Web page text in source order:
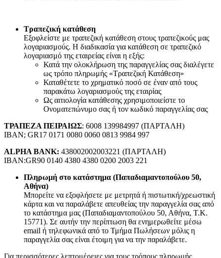
Τραπεζική κατάθεση
Εξοφλείστε με τραπεζική κατάθεση στους τραπεζικούς μας
λογαριασμούς. Η διαδικασία για κατάθεση σε τραπεζικό
λογαριασμό της εταιρείας είναι η εξής:
Κατά την ολοκλήρωση της παραγγελίας σας διαλέγετε
ως τρόπο πληρωμής «Τραπεζική Κατάθεση»
Καταθέτετε το χρηματικό ποσό σε έναν από τους
παρακάτω λογαριασμούς της εταιρίας
Ως αιτιολογία κατάθεσης χρησιμοποιείστε το
Ονοματεπώνυμο σας ή τον κωδικό παραγγελίας σας
ΤΡΑΠΕΖΑ ΠΕΙΡΑΙΩΣ: 6008 139984997 (ΠΑΡΤΑΛΗ)
IBAN; GR17 0171 0080 0060 0813 9984 997
ALPHA BANK: 438002002003221 (ΠΑΡΤΑΛΗ)
IBAN:GR90 0140 4380 4380 0200 2003 221
Πληρωμή στο κατάστημα (Παπαδιαμαντοπούλου 50,
Αθήνα)
Μπορείτε να εξοφλήσετε με μετρητά ή πιστωτική/χρεωστική
κάρτα και να παραλάβετε απευθείας την παραγγελία σας από
το κατάστημα μας (Παπαδιαμαντοπούλου 50, Αθήνα, Τ.Κ.
15771). Σε αυτήν την περίπτωση θα ενημερωθείτε μέσω
email ή τηλεφωνικά από το Τμήμα Πωλήσεων μόλις η
παραγγελία σας είναι έτοιμη για να την παραλάβετε.
Για περισσότερες λεπτομέρειες για τους τρόπους πληρωμής,